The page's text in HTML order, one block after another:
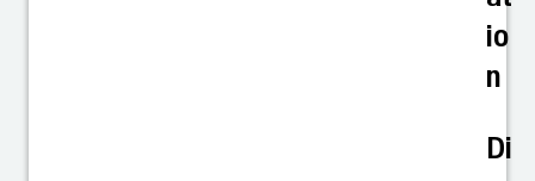
io
n
Di